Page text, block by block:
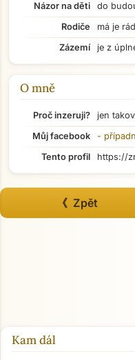
Názor na děti
do
Rodiče
má je rád
Zázemí
je z
O mně
Proč inzeruji?
jen
Můj facebook
-
Tento profil
https://
《 Zpět
Kam dál